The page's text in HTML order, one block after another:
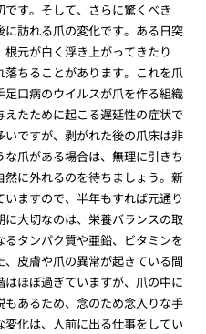
す。そして、さらに驚くべき
訪れる爪の変化です。ある日突
元が白く浮き上がってきたり
ちることがあります。これを爪
口病のウイルスが爪を作る組織
えたために起こる遅延性の症状で
ですが、剥がれた後の爪床は非
爪がある場合は、無理に引きち
に外れるのを待ちましょう。新
ますので、半年もすれば元通り
大切なのは、栄養バランスの取
タンパク質や亜鉛、ビタミンを
皮膚や爪の異常が起きている間
ほぼ過ぎていますが、爪の中に
あるため、念のため念入りな手
化は、人前に出る仕事をしてい